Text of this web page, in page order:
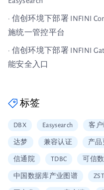
· 信创环境下部署 INFINI
施统一管控平台
· 信创环境下部署 INFINI
能安全入口
标签
DBX Easysearch 客户
达梦 兼容认证 产品
信通院 TDBC 可信
中国数据库产业图谱